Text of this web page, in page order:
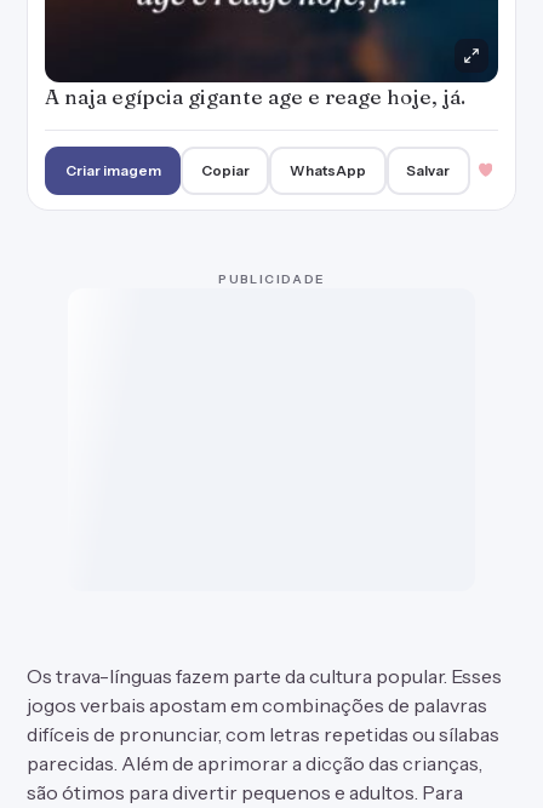
A naja egípcia gigante age e reage hoje, já.
Criar imagem Copiar WhatsApp Salvar
PUBLICIDADE
Os trava-línguas fazem parte da cultura popular. Esses
jogos verbais apostam em combinações de palavras
difíceis de pronunciar, com letras repetidas ou sílabas
parecidas. Além de aprimorar a dicção das crianças,
são ótimos para divertir pequenos e adultos. Para